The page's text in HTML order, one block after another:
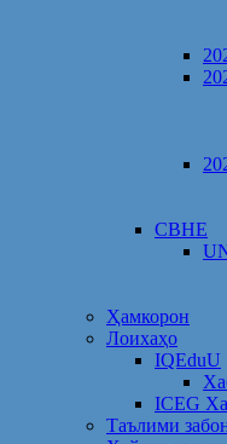
CBHE
Ҳамкорон
Лоихаҳо
IQEduU
ICEG
Таълими